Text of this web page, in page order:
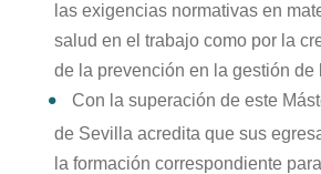
las exigencias normativas en
salud en el trabajo como por la
de la prevención en la gestión de
Con la superación de este
de Sevilla acredita que sus
la formación correspondiente